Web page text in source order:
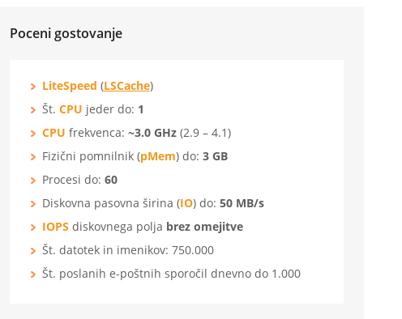
Poceni gostovanje
LiteSpeed (LSCache)
Št. CPU jeder do: 1
CPU frekvenca: ~3.0 GHz(2.9 – 4.1)
Fizični pomnilnik (pMem) do: 3 GB
Procesi do: 60
Diskovna pasovna širina (IO) do: 50 MB/s
IOPS diskovnega polja brez omejitve
Št. datotek in imenikov: 750.000
Št. poslanih e-poštnih sporočil dnevno do 1.000